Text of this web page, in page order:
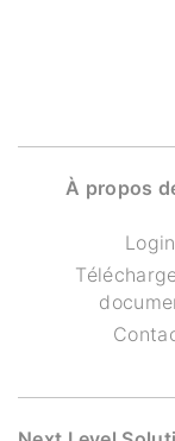
À propos
Login